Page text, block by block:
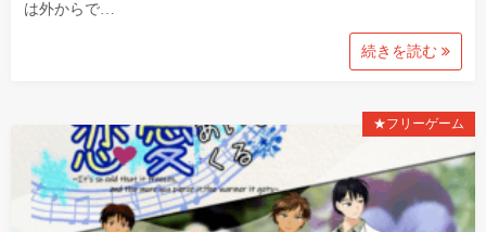
は外からで…
続きを読む
★フリーゲーム